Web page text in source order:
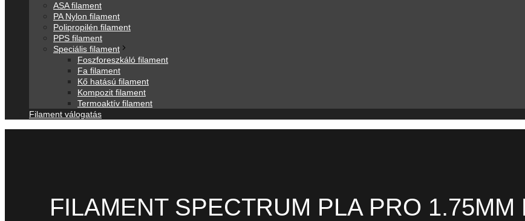
ASA filament
PA Nylon filament
Polipropilén filament
PPS filament
Speciális filament
Foszforeszkáló filament
Fa filament
Kő hatású filament
Kompozit filament
Termoaktív filament
Filament válogatás
FILAMENT SPECTRUM PLA PRO